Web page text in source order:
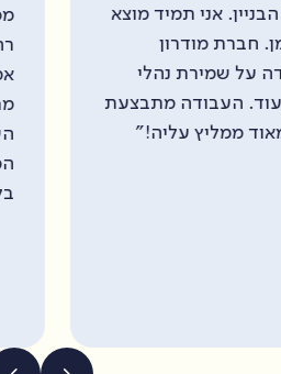
מספקת שירותי שליחויות והעברת
רחבה במסגרת חוזה התקשרות.
אמין, מהיר ומקצועי, תוך הקפדה
מתן פתרונות יעילים גם במשלוחים
השילוב בין הפריסה הארצית
המקצועיות הופכים את שיתוף
בלתי נפרד מהתנהלות העבודה